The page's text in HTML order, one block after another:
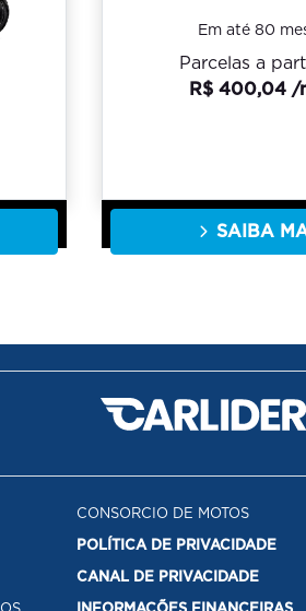
Em até 80
Parcelas a
R$ 400,04 /
SAIBA
CONSORCIO DE MOTOS
POLÍTICA DE PRIVACIDADE
CANAL DE PRIVACIDADE